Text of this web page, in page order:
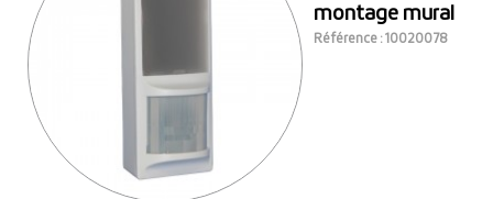
montage mural
Référence : 10020078